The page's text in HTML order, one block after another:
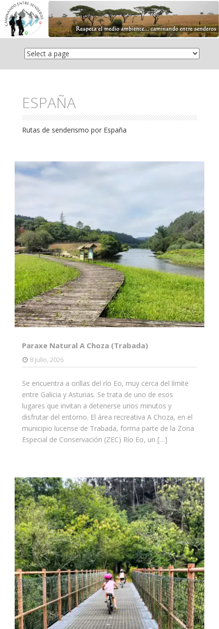
Saltar
contenido
ESPAÑA
Rutas de senderismo por España
Paraxe Natural A Choza (Trabada)
8 julio, 2026
Se encuentra a orillas del río Eo, muy cerca del límite
entre Galicia y Asturias. Se trata de uno de esos
lugares que invitan a detenerse unos minutos y
disfrutar del entorno. El área recreativa A Choza, en el
municipio lucense de Trabada, forma parte de la Zona
Especial de Conservación (ZEC) Río Eo, un […]